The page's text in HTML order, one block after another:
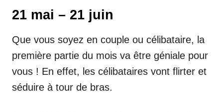
21 mai – 21 juin
Que vous soyez en couple ou célibataire, la
première partie du mois va être géniale pour
vous ! En effet, les célibataires vont flirter et
séduire à tour de bras.